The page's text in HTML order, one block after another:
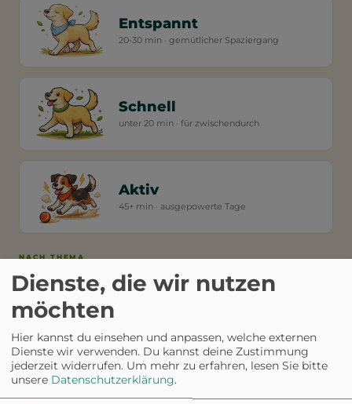
Entspannt
20-30 min · gemütlicher Spaziergang
Schnell
unter 20 min · für zwischendurch
Aktiv
45+ min · ausgepowerte Tage
NACH THEMA
Im Wald
Dienste, die wir nutzen
möchten
Hier kannst du einsehen und anpassen, welche externen
Dienste wir verwenden. Du kannst deine Zustimmung
jederzeit widerrufen. Um mehr zu erfahren, lesen Sie bitte
unsere Datenschutzerklärung.